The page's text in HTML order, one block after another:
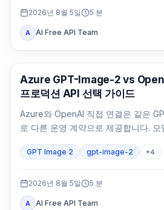
2026년 8월 5일 5 분
A AI Free API Team
AI 이미지 생성
Azure GPT-Image-2 vs
프로덕션 API 선택 가이드
Azure와 OpenAI 직접 연결은 같은
로 다른 운영 계약으로 제공합니다. 모
청구, 쿼터, 형식, 지원 주체를 먼저 비
GPT Image 2 gpt-image-2 +4
2026년 8월 5일 5 분
A AI Free API Team